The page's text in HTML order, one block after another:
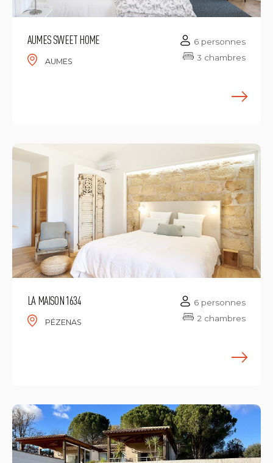
AUMES SWEET HOME
AUMES
6 personnes
3 chambres
LA MAISON 1634
PÉZENAS
6 personnes
2 chambres